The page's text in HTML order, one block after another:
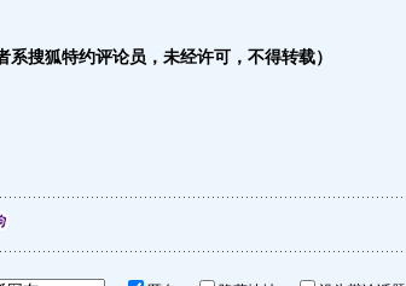
系搜狐特约评论员，未经许可，不得转载）